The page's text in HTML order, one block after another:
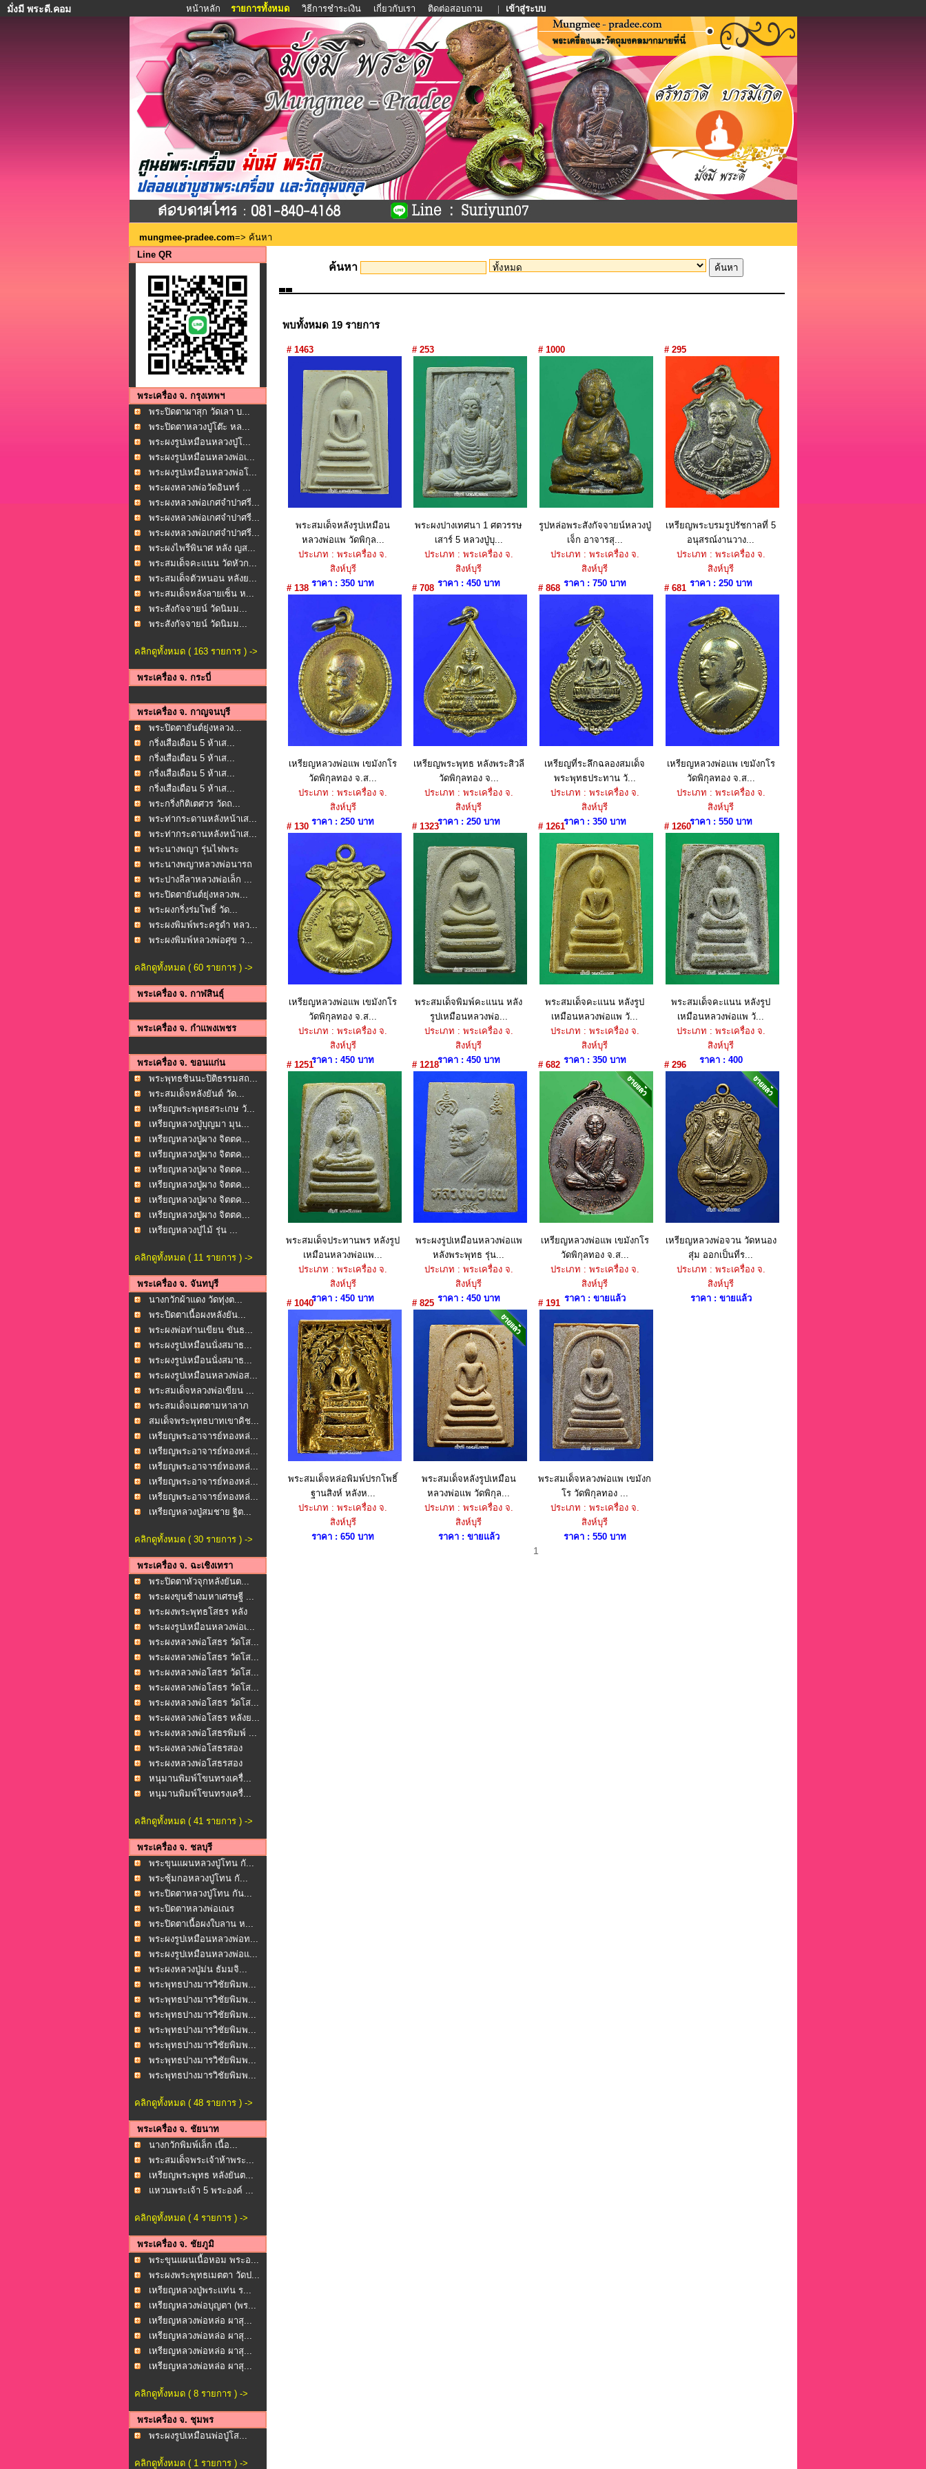
มั่งมี พระดี.คอม หน้าหลัก รายการทั้งหมด วิธีการชำระเงิน เกี่ยวกับเรา ติดต่อสอบถาม | เข้าสู่ระบบ
mungmee-pradee.com=> ค้นหา
Line QR
พระเครื่อง จ. กรุงเทพฯ
พระปิดตาผาสุก วัดเลา บ...
พระปิดตาหลวงปู่โต๊ะ หล...
พระผงรูปเหมือนหลวงปู่โ...
พระผงรูปเหมือนหลวงพ่อเ...
พระผงรูปเหมือนหลวงพ่อโ...
พระผงหลวงพ่อวัดอินทร์ ...
พระผงหลวงพ่อเกศจำปาศรี...
พระผงหลวงพ่อเกศจำปาศรี...
พระผงหลวงพ่อเกศจำปาศรี...
พระผงไพรีพินาศ หลัง ญส...
พระสมเด็จคะแนน วัดหัวก...
พระสมเด็จตัวหนอน หลังย...
พระสมเด็จหลังลายเซ็น ห...
พระสังกัจจายน์ วัดนิมม...
พระสังกัจจายน์ วัดนิมม...
คลิกดูทั้งหมด ( 163 รายการ ) ->
พระเครื่อง จ. กระบี่
พระเครื่อง จ. กาญจนบุรี
พระปิดตายันต์ยุ่งหลวง...
กริ่งเสือเดือน 5 ห้าเส...
กริ่งเสือเดือน 5 ห้าเส...
กริ่งเสือเดือน 5 ห้าเส...
กริ่งเสือเดือน 5 ห้าเส...
พระกริ่งกิติเตศวร วัดถ...
พระท่ากระดานหลังหน้าเส...
พระท่ากระดานหลังหน้าเส...
พระนางพญา รุ่นไฟพระ
ฤกษ...พระนางพญาหลวงพ่อนารถ
น...
พระปางลีลาหลวงพ่อเล็ก ...
พระปิดตายันต์ยุ่งหลวงพ...
พระผงกริ่งร่มโพธิ์ วัด...
พระผงพิมพ์พระครูดำ หลว...
พระผงพิมพ์หลวงพ่อศุข ว...
คลิกดูทั้งหมด ( 60 รายการ ) ->
พระเครื่อง จ. กาฬสินธุ์
พระเครื่อง จ. กำแพงเพชร
พระเครื่อง จ. ขอนแก่น
พระพุทธชินนะปิติธรรมสถ...
พระสมเด็จหลังยันต์ วัด...
เหรียญพระพุทธสระเกษ วั...
เหรียญหลวงปู่บุญมา มุน...
เหรียญหลวงปู่ผาง จิตตค...
เหรียญหลวงปู่ผาง จิตตค...
เหรียญหลวงปู่ผาง จิตตค...
เหรียญหลวงปู่ผาง จิตตค...
เหรียญหลวงปู่ผาง จิตตค...
เหรียญหลวงปู่ผาง จิตตค...
เหรียญหลวงปู่ไม้ รุ่น ...
คลิกดูทั้งหมด ( 11 รายการ ) ->
พระเครื่อง จ. จันทบุรี
นางกวักผ้าแดง วัดทุ่งต...
พระปิดตาเนื้อผงหลังยัน...
พระผงพ่อท่านเขียน ขันธ...
พระผงรูปเหมือนนั่งสมาธ...
พระผงรูปเหมือนนั่งสมาธ...
พระผงรูปเหมือนหลวงพ่อส...
พระสมเด็จหลวงพ่อเขียน ...
พระสมเด็จเมตตามหาลาภ
ว...
สมเด็จพระพุทธบาทเขาคิช...
เหรียญพระอาจารย์ทองหล่...
เหรียญพระอาจารย์ทองหล่...
เหรียญพระอาจารย์ทองหล่...
เหรียญพระอาจารย์ทองหล่...
เหรียญพระอาจารย์ทองหล่...
เหรียญหลวงปู่สมชาย ฐิต...
คลิกดูทั้งหมด ( 30 รายการ ) ->
พระเครื่อง จ. ฉะเชิงเทรา
พระปิดตาหัวจุกหลังยันต...
พระผงขุนช้างมหาเศรษฐี ...
พระผงพระพุทธโสธร หลัง
ย...
พระผงรูปเหมือนหลวงพ่อเ...
พระผงหลวงพ่อโสธร วัดโส...
พระผงหลวงพ่อโสธร วัดโส...
พระผงหลวงพ่อโสธร วัดโส...
พระผงหลวงพ่อโสธร วัดโส...
พระผงหลวงพ่อโสธร วัดโส...
พระผงหลวงพ่อโสธร หลังย...
พระผงหลวงพ่อโสธรพิมพ์ ...
พระผงหลวงพ่อโสธรสอง
หน้...พระผงหลวงพ่อโสธรสอง
หน้...หนุมานพิมพ์โขนทรงเครื่...
หนุมานพิมพ์โขนทรงเครื่...
คลิกดูทั้งหมด ( 41 รายการ ) ->
พระเครื่อง จ. ชลบุรี
พระขุนแผนหลวงปู่โทน กั...
พระซุ้มกอหลวงปู่โทน กั...
พระปิดตาหลวงปู่โทน กัน...
พระปิดตาหลวงพ่อเณร
โพธ...พระปิดตาเนื้อผงใบลาน ห...
พระผงรูปเหมือนหลวงพ่อท...
พระผงรูปเหมือนหลวงพ่อแ...
พระผงหลวงปู่ม่น ธัมมจิ...
พระพุทธปางมารวิชัยพิมพ...
พระพุทธปางมารวิชัยพิมพ...
พระพุทธปางมารวิชัยพิมพ...
พระพุทธปางมารวิชัยพิมพ...
พระพุทธปางมารวิชัยพิมพ...
พระพุทธปางมารวิชัยพิมพ...
พระพุทธปางมารวิชัยพิมพ...
คลิกดูทั้งหมด ( 48 รายการ ) ->
พระเครื่อง จ. ชัยนาท
นางกวักพิมพ์เล็ก เนื้อ...
พระสมเด็จพระเจ้าห้าพระ...
เหรียญพระพุทธ หลังยันต...
แหวนพระเจ้า 5 พระองค์ ...
คลิกดูทั้งหมด ( 4 รายการ ) ->
พระเครื่อง จ. ชัยภูมิ
พระขุนแผนเนื้อหอม พระอ...
พระผงพระพุทธเมตตา วัดป...
เหรียญหลวงปู่พระแท่น ร...
เหรียญหลวงพ่อบุญตา (พร...
เหรียญหลวงพ่อหล่อ ผาสุ...
เหรียญหลวงพ่อหล่อ ผาสุ...
เหรียญหลวงพ่อหล่อ ผาสุ...
เหรียญหลวงพ่อหล่อ ผาสุ...
คลิกดูทั้งหมด ( 8 รายการ ) ->
พระเครื่อง จ. ชุมพร
พระผงรูปเหมือนพ่อปู่โส...
คลิกดูทั้งหมด ( 1 รายการ ) ->
ค้นหา
พบทั้งหมด 19 รายการ
# 1463
พระสมเด็จหลังรูปเหมือน
หลวงพ่อแพ วัดพิกุล...
ประเภท : พระเครื่อง จ.
สิงห์บุรี
ราคา : 350 บาท
# 253
พระผงปางเทศนา 1 ศตวรรษ
เสาร์ 5 หลวงปู่บุ...
ประเภท : พระเครื่อง จ.
สิงห์บุรี
ราคา : 450 บาท
# 1000
รูปหล่อพระสังกัจจายน์หลวงปู่
เจ็ก อาจารสุ...
ประเภท : พระเครื่อง จ.
สิงห์บุรี
ราคา : 750 บาท
# 295
เหรียญพระบรมรูปรัชกาลที่ 5
อนุสรณ์งานวาง...
ประเภท : พระเครื่อง จ.
สิงห์บุรี
ราคา : 250 บาท
# 138
เหรียญหลวงพ่อแพ เขมังกโร
วัดพิกุลทอง จ.ส...
ประเภท : พระเครื่อง จ.
สิงห์บุรี
ราคา : 250 บาท
# 708
เหรียญพระพุทธ หลังพระสิวลี
วัดพิกุลทอง จ...
ประเภท : พระเครื่อง จ.
สิงห์บุรี
ราคา : 250 บาท
# 868
เหรียญที่ระลึกฉลองสมเด็จ
พระพุทธประทาน วั...
ประเภท : พระเครื่อง จ.
สิงห์บุรี
ราคา : 350 บาท
# 681
เหรียญหลวงพ่อแพ เขมังกโร
วัดพิกุลทอง จ.ส...
ประเภท : พระเครื่อง จ.
สิงห์บุรี
ราคา : 550 บาท
# 130
เหรียญหลวงพ่อแพ เขมังกโร
วัดพิกุลทอง จ.ส...
ประเภท : พระเครื่อง จ.
สิงห์บุรี
ราคา : 450 บาท
# 1323
พระสมเด็จพิมพ์คะแนน หลัง
รูปเหมือนหลวงพ่อ...
ประเภท : พระเครื่อง จ.
สิงห์บุรี
ราคา : 450 บาท
# 1261
พระสมเด็จคะแนน หลังรูป
เหมือนหลวงพ่อแพ วั...
ประเภท : พระเครื่อง จ.
สิงห์บุรี
ราคา : 350 บาท
# 1260
พระสมเด็จคะแนน หลังรูป
เหมือนหลวงพ่อแพ วั...
ประเภท : พระเครื่อง จ.
สิงห์บุรี
ราคา : 400
# 1251
พระสมเด็จประทานพร หลังรูป
เหมือนหลวงพ่อแพ...
ประเภท : พระเครื่อง จ.
สิงห์บุรี
ราคา : 450 บาท
# 1218
พระผงรูปเหมือนหลวงพ่อแพ
หลังพระพุทธ รุ่น...
ประเภท : พระเครื่อง จ.
สิงห์บุรี
ราคา : 450 บาท
# 682
เหรียญหลวงพ่อแพ เขมังกโร
วัดพิกุลทอง จ.ส...
ประเภท : พระเครื่อง จ.
สิงห์บุรี
ราคา : ขายแล้ว
# 296
เหรียญหลวงพ่อจวน วัดหนอง
สุ่ม ออกเป็นที่ร...
ประเภท : พระเครื่อง จ.
สิงห์บุรี
ราคา : ขายแล้ว
# 1040
พระสมเด็จหล่อพิมพ์ปรกโพธิ์
ฐานสิงห์ หลังห...
ประเภท : พระเครื่อง จ.
สิงห์บุรี
ราคา : 650 บาท
# 825
พระสมเด็จหลังรูปเหมือน
หลวงพ่อแพ วัดพิกุล...
ประเภท : พระเครื่อง จ.
สิงห์บุรี
ราคา : ขายแล้ว
# 191
พระสมเด็จหลวงพ่อแพ เขมังก
โร วัดพิกุลทอง ...
ประเภท : พระเครื่อง จ.
สิงห์บุรี
ราคา : 550 บาท
1